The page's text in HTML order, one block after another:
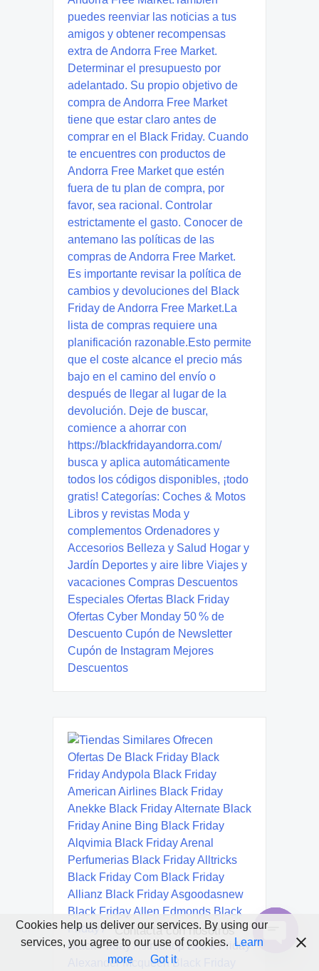
Cookies help us deliver our services. By using our
services, you agree to our use of cookies.
Learn
more
Got it
Contacta con nosotros